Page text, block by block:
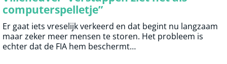
computerspelletje”
Er gaat iets vreselijk verkeerd en dat begint nu langzaam
maar zeker meer mensen te storen. Het probleem is
echter dat de FIA hem beschermt…